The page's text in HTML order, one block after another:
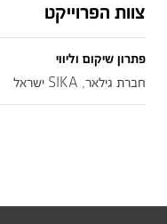
צוות הפרוייקט
פתרון שיקום וליווי
חברת גילאר, SIKA ישראל